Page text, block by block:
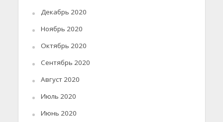
Декабрь 2020
Ноябрь 2020
Октябрь 2020
Сентябрь 2020
Август 2020
Июль 2020
Июнь 2020